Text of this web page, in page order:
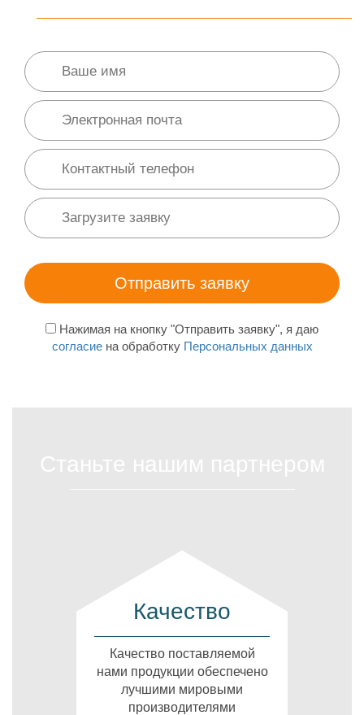
Нажимая на кнопку "Отправить заявку", я даю
согласиена обработку Персональных данных
Качество
Качество поставляемой
нами продукции обеспечено
лучшими мировыми
производителями